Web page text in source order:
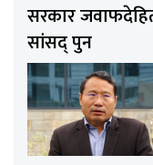
सरकार
सांसद् पुन